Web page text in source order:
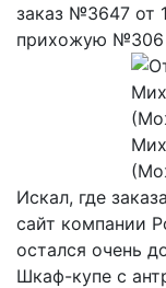
заказ №3647 от
прихожую №306
Искал, где
сайт компании
остался очень
Шкаф-купе с